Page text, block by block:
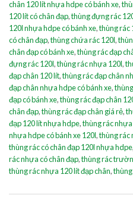
chân 120 lít nhựa hdpe có bánh xe,
120 lít có chân đạp,thùng đựng rác
120l nhựa hdpe có bánh xe,thùng rác
có chân đạp,thùng chứa rác 120l,
chân đạp có bánh xe,thùng rác đạp
đựng rác 120l,thùng rác nhựa 120l,
đạp chân 120 lít,thùng rác đạp chân
đạp chân nhựa hdpe có bánh xe,
đạp có bánh xe,thùng rác đạp chân
chân đạp,thùng rác đạp chân giá rẻ,
đạp 120 lít nhựa hdpe,thùng rác
nhựa hdpe có bánh xe 120l,thùng rác
thùng rác có chân đạp 120l nhựa hdpe
rác nhựa có chân đạp,thùng rác
thùng rác nhựa 120 lít đạp chân,